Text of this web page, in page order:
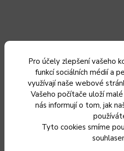
Pro účely zlepšení vašeho
funkcí sociálních médií a
využívají naše webové
Vašeho počítače uloží
nás informují o tom, jak
Tyto cookies smíme
Litinová pánev s rukojetí 40cm